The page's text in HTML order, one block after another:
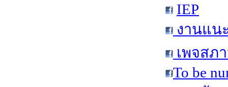
IEP
งานแน
เพจสภ
To be